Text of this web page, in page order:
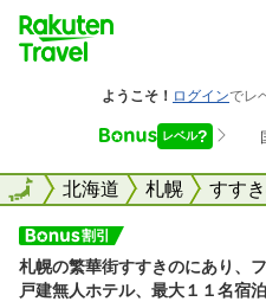
全国北海道 札幌 すす
全国
札幌の繁華街すすきのにあり、
戸建無人ホテル、最大１１名宿